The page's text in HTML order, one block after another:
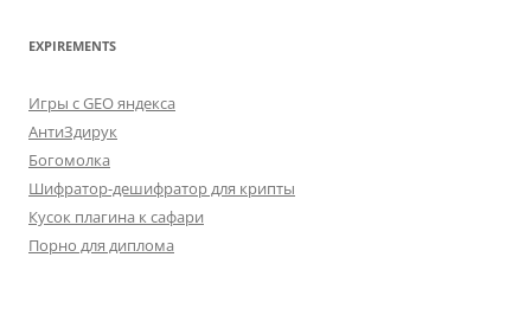
EXPIREMENTS
Игры с GEO яндекса
АнтиЗдирук
Богомолка
Шифратор-дешифратор для крипты
Кусок плагина к сафари
Порно для диплома